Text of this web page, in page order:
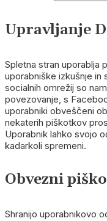
Upravljanje
Spletna stran uporablja
uporabniške izkušnje in
socialnih omrežij so
povezovanje, s
uporabniki obveščeni
nekaterih piškotkov
Uporabnik lahko svojo
kadarkoli spremeni.
Obvezni
Shranijo uporabnikovo